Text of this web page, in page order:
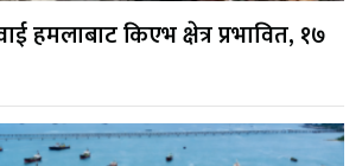
हमलाबाट किएभ क्षेत्र प्रभावित, १७